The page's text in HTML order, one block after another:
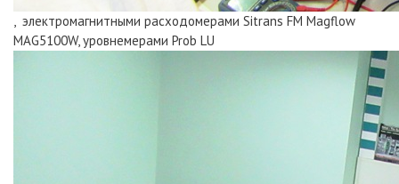
, электромагнитными расходомерами Sitrans FM Magflow
MAG5100W, уровнемерами Prob LU